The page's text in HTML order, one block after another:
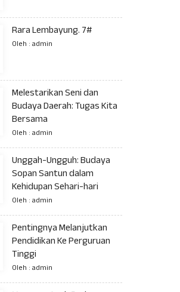
Rara Lembayung. 7#
Oleh : admin
Melestarikan Seni dan
Budaya Daerah: Tugas Kita
Bersama
Oleh : admin
Unggah-Ungguh: Budaya
Sopan Santun dalam
Kehidupan Sehari-hari
Oleh : admin
Pentingnya Melanjutkan
Pendidikan Ke Perguruan
Tinggi
Oleh : admin